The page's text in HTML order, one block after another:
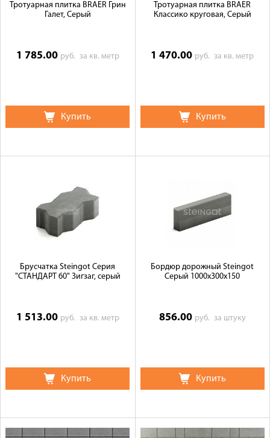
Тротуарная плитка BRAER Грин
Галет, Серый
1 785.00 руб. за кв. метр
Купить
Тротуарная плитка BRAER
Классико круговая, Серый
1 470.00 руб.за кв. метр
Купить
Брусчатка Steingot Серия
"СТАНДАРТ 60" Зигзаг, серый
1 513.00 руб. за кв. метр
Купить
Бордюр дорожный Steingot
Серый 1000х300х150
856.00 руб. за штуку
Купить